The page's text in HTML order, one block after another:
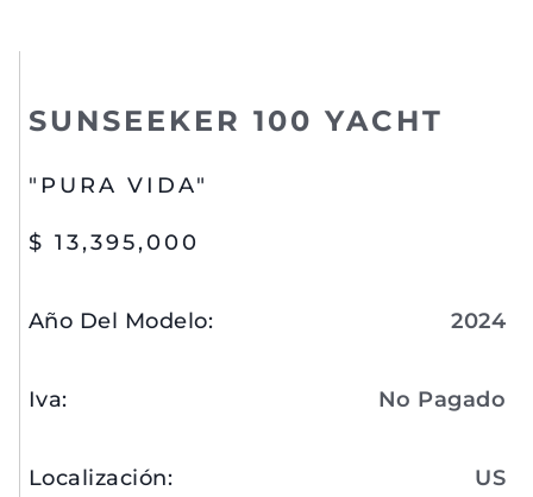
SUNSEEKER 100 YACHT
"PURA VIDA"
$ 13,395,000
Año Del Modelo: 2024
Iva: No Pagado
Localización: US